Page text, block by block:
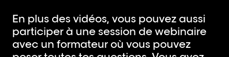
En plus des vidéos, vous pouvez aussi
participer à une session de webinaire
avec un formateur où vous pouvez